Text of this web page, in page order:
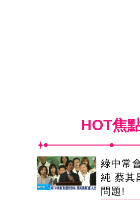
HOT焦
綠中常
純 蔡其
問題!